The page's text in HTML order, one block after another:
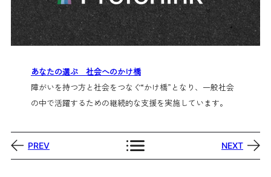
あなたの選ぶ 社会へのかけ橋
障がいを持つ方と社会をつなぐ“かけ橋”となり、一般社会
の中で活躍するための継続的な支援を実施しています。
PREV NEXT